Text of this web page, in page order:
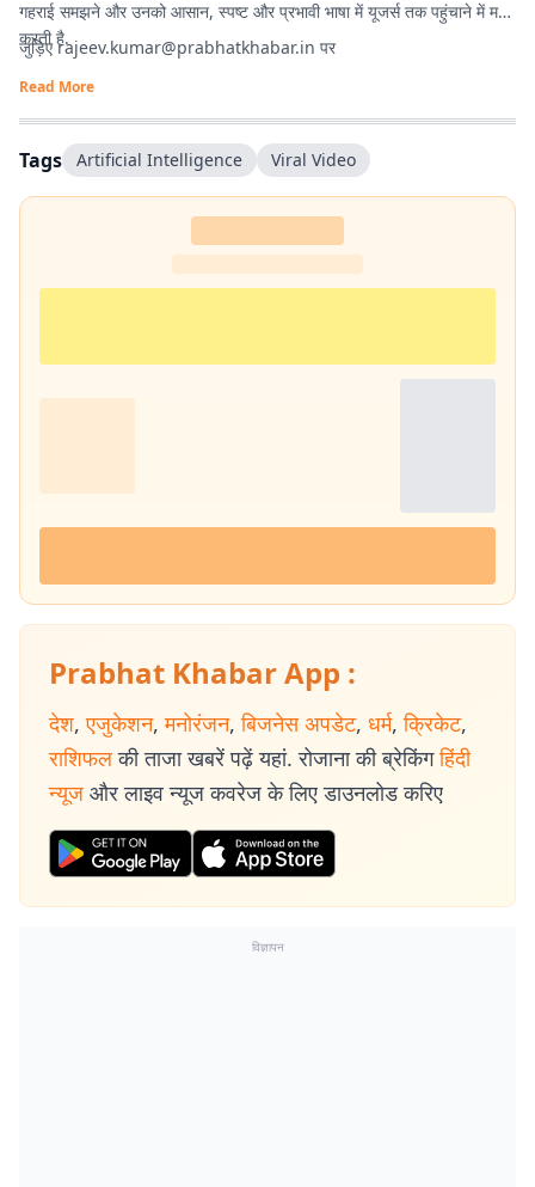
गहराई समझने और उनको आसान, स्पष्ट और प्रभावी भाषा में यूजर्स तक पहुंचाने में मदद
करती है.
जुड़िएrajeev.kumar@prabhatkhabar.in पर
Read More
Tags Artificial Intelligence Viral Video
Prabhat Khabar App :
देश, एजुकेशन, मनोरंजन, बिजनेस अपडेट, धर्म, क्रिकेट,
राशिफल की ताजा खबरें पढ़ें यहां. रोजाना की ब्रेकिंग हिंदी
न्यूज और लाइव न्यूज कवरेज के लिए डाउनलोड करिए
विज्ञापन